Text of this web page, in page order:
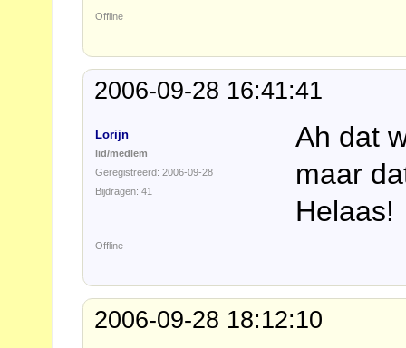
Offline
2006-09-28 16:41:41
Lorijn
lid/medlem
Geregistreerd: 2006-09-28
Bijdragen: 41
Ah dat
maar
Helaas!
Offline
2006-09-28 18:12:10